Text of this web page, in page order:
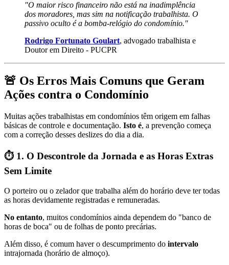
"O maior risco financeiro não está na inadimplência
dos moradores, mas sim na notificação trabalhista. O
passivo oculto é a bomba-relógio do condomínio."
Rodrigo Fortunato Goulart, advogado trabalhista e
Doutor em Direito - PUCPR
🚨 Os Erros Mais Comuns que Geram
Ações contra o Condomínio
Muitas ações trabalhistas em condomínios têm origem em falhas
básicas de controle e documentação. Isto é, a prevenção começa
com a correção desses deslizes do dia a dia.
⏱️ 1. O Descontrole da Jornada e as Horas Extras
Sem Limite
O porteiro ou o zelador que trabalha além do horário deve ter todas
as horas devidamente registradas e remuneradas.
No entanto, muitos condomínios ainda dependem do "banco de
horas de boca" ou de folhas de ponto precárias.
Além disso, é comum haver o descumprimento do intervalo
intrajornada (horário de almoço).